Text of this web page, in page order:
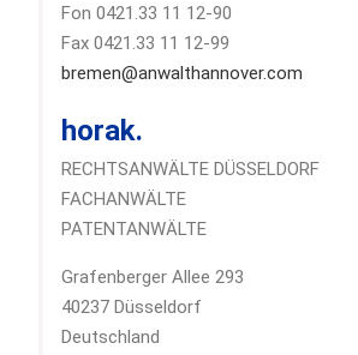
Fon 0421.33 11 12-90
Fax 0421.33 11 12-99
bremen@anwalthannover.com
horak.
RECHTSANWÄLTE DÜSSELDORF
FACHANWÄLTE
PATENTANWÄLTE
Grafenberger Allee 293
40237 Düsseldorf
Deutschland